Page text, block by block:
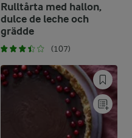
Rulltårta med hallon,
dulce de leche och
grädde
(107)